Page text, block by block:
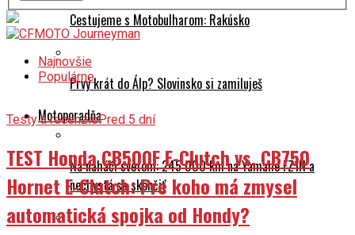
Cestujeme s Motobulharom: Rakúsko
Prvý krát do Álp? Slovinsko si zamiluješ
Motoporadňa
Na naháči svetom: 245 000 km na Yamahe FZ1N a
nechystá sa skončiť
Najnovšie
Populárne
Testy a recenziePred 5 dní
TEST Honda CB500F E-Clutch vs. CB750
Hornet E-Clutch: Pre koho má zmysel
automatická spojka od Hondy?